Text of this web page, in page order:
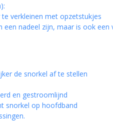
verkleinen met opzetstukjes
een nadeel zijn, maar is ook
de snorkel af te stellen
en gestroomlijnd
snorkel op hoofdband